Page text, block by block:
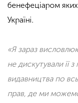
бенефеціаром
Україні.
«Я зараз
не дискутували її
видавництва по
прав, де ми